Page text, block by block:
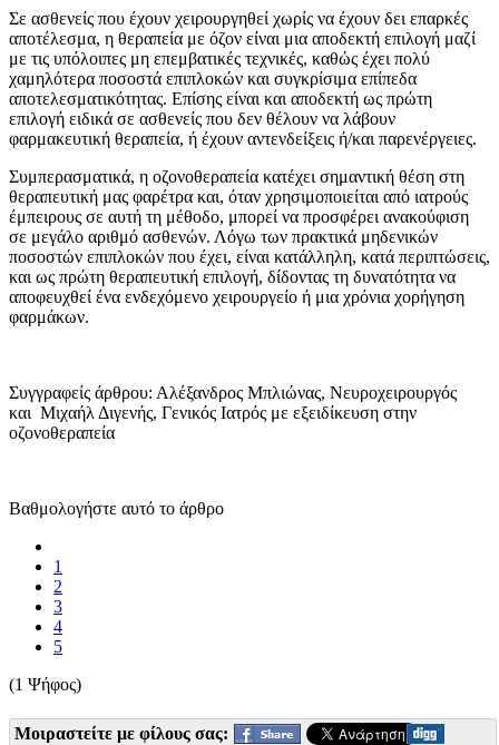
Σε ασθενείς που έχουν χειρουργηθεί χωρίς να έχουν δει επαρκές
αποτέλεσμα, η θεραπεία με όζον είναι μια αποδεκτή επιλογή μαζί
με τις υπόλοιπες μη επεμβατικές τεχνικές, καθώς έχει πολύ
χαμηλότερα ποσοστά επιπλοκών και συγκρίσιμα επίπεδα
αποτελεσματικότητας. Επίσης είναι και αποδεκτή ως πρώτη
επιλογή ειδικά σε ασθενείς που δεν θέλουν να λάβουν
φαρμακευτική θεραπεία, ή έχουν αντενδείξεις ή/και παρενέργειες.
Συμπερασματικά, η οζονοθεραπεία κατέχει σημαντική θέση στη
θεραπευτική μας φαρέτρα και, όταν χρησιμοποιείται από ιατρούς
έμπειρους σε αυτή τη μέθοδο, μπορεί να προσφέρει ανακούφιση
σε μεγάλο αριθμό ασθενών. Λόγω των πρακτικά μηδενικών
ποσοστών επιπλοκών που έχει, είναι κατάλληλη, κατά περιπτώσεις,
και ως πρώτη θεραπευτική επιλογή, δίδοντας τη δυνατότητα να
αποφευχθεί ένα ενδεχόμενο χειρουργείο ή μια χρόνια χορήγηση
φαρμάκων.
Συγγραφείς άρθρου: Αλέξανδρος Μπλιώνας, Νευροχειρουργός
και Μιχαήλ Διγενής, Γενικός Ιατρός με εξειδίκευση στην
οζονοθεραπεία
Βαθμολογήστε αυτό το άρθρο
1
2
3
4
5
(1 Ψήφος)
Μοιραστείτε με φίλους σας: